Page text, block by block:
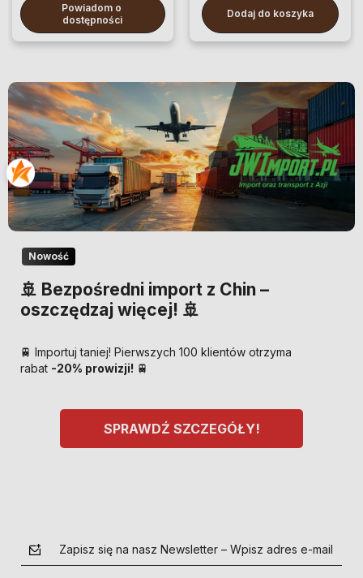
Powiadom o
dostępności
Dodaj do koszyka
Nowość
🚢 Bezpośredni import z Chin –
oszczędzaj więcej! 🚢
🚆 Importuj taniej! Pierwszych 100 klientów otrzyma
rabat -20% prowizji! 🚆
SPRAWDŹ SZCZEGÓŁY!
Zapisz się na nasz Newsletter – Wpisz adres e-mail